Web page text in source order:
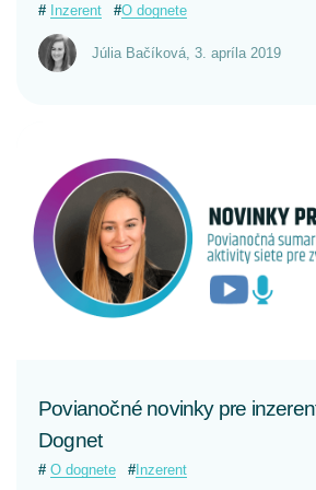
Inzerent
Publisher
Výkonnosť kampaní
Novinky v kampaniach
Rozhovory
Influenceri
Inzerent O dognete
Júlia Bačíková, 3. apríla 2019
CELÝ ČLÁNOK
Povianočné novinky pre
Dognet
O dognete Inzerent